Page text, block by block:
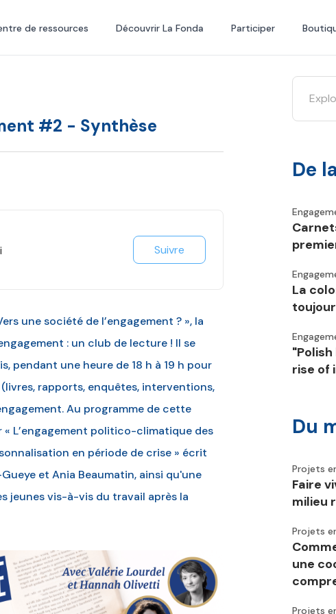
de ressources Découvrir La Fonda Participer
#2 - Synthèse
Suivre
une société de l’engagement ? », la
: un club de lecture ! Il se
pendant une heure de 18 h à 19 h pour
rapports, enquêtes, interventions,
Au programme de cette
L’engagement politico-climatique des
en période de crise » écrit
et Ania Beaumatin, ainsi qu'une
jeunes vis-à-vis du travail après la
De
La
rise of
Du
Projets
Faire
milieu
Projets
une
Projets